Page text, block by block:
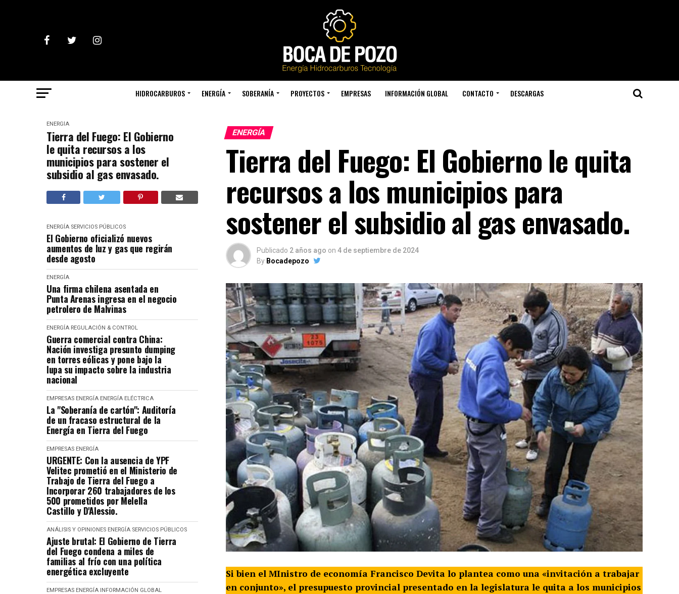
HIDROCARBUROS ENERGÍA SOBERANÍA PROYECTOS EMPRESAS INFORMACIÓN GLOBAL CONTACTO DESCARGAS
ENERGÍA
Tierra del Fuego: El Gobierno
le quita recursos a los
municipios para sostener el
subsidio al gas envasado.
ENERGÍA SERVICIOS PÚBLICOS
El Gobierno oficializó nuevos
aumentos de luz y gas que regirán
desde agosto
ENERGÍA
Una firma chilena asentada en
Punta Arenas ingresa en el negocio
petrolero de Malvinas
ENERGÍA REGULACIÓN & CONTROL
Guerra comercial contra China:
Nación investiga presunto dumping
en torres eólicas y pone bajo la
lupa su impacto sobre la industria
nacional
EMPRESAS ENERGÍA ENERGÍA ELÉCTRICA
La "Soberanía de cartón": Auditoría
de un fracaso estructural de la
Energía en Tierra del Fuego
EMPRESAS ENERGÍA
URGENTE: Con la ausencia de YPF
Velitec prometió en el Ministerio de
Trabajo de Tierra del Fuego a
Incorporar 260 trabajadores de los
500 prometidos por Melella
Castillo y D'Alessio.
ANÁLISIS Y OPINIONES ENERGÍA SERVICIOS PÚBLICOS
Ajuste brutal: El Gobierno de Tierra
del Fuego condena a miles de
familias al frío con una política
energética excluyente
EMPRESAS ENERGÍA INFORMACIÓN GLOBAL
ENERGÍA
Tierra del Fuego: El Gobierno le quita
recursos a los municipios para
sostener el subsidio al gas envasado.
Publicado 2 años ago on 4 de septiembre de 2024
By Bocadepozo
Si bien el MInistro de economía Francisco Devita lo plantea como una «invitación a trabajar
en conjunto», el presupuesto provincial presentado en la legislatura le quita a los municipios